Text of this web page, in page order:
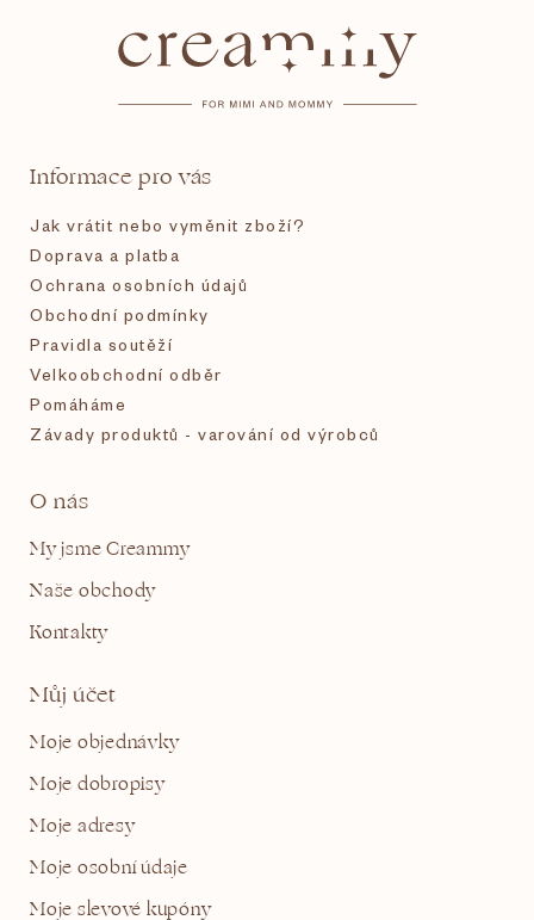
Informace pro vás
Jak vrátit nebo vyměnit zboží?
Doprava a platba
Ochrana osobních údajů
Obchodní podmínky
Pravidla soutěží
Velkoobchodní odběr
Pomáháme
Závady produktů - varování od výrobců
O nás
My jsme Creammy
Naše obchody
Kontakty
Můj účet
Moje objednávky
Moje dobropisy
Moje adresy
Moje osobní údaje
Moje slevové kupóny